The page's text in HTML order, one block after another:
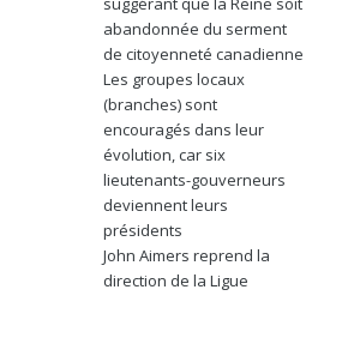
abandonnée du serment
de citoyenneté canadienne
Les groupes locaux
(branches) sont
encouragés dans leur
évolution, car six
lieutenants-gouverneurs
deviennent leurs
présidents
John Aimers reprend la
direction de la Ligue